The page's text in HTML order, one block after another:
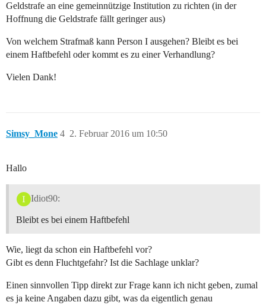
Geldstrafe an eine gemeinnützige Institution zu richten (in der
Hoffnung die Geldstrafe fällt geringer aus)
Von welchem Strafmaß kann Person I ausgehen? Bleibt es bei
einem Haftbefehl oder kommt es zu einer Verhandlung?
Vielen Dank!
Simsy_Mone 2. Februar 2016 um 10:50
4
Hallo
Idiot90:
Bleibt es bei einem Haftbefehl
Wie, liegt da schon ein Haftbefehl vor?
Gibt es denn Fluchtgefahr? Ist die Sachlage unklar?
Einen sinnvollen Tipp direkt zur Frage kann ich nicht geben, zumal
es ja keine Angaben dazu gibt, was da eigentlich genau